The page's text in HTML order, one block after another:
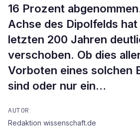
16 Prozent
Achse des Dipolfelds
letzten 200 Jahren
verschoben. Ob dies
Vorboten eines solchen
sind oder nur ein…
AUTOR
Redaktion wissenschaft.de